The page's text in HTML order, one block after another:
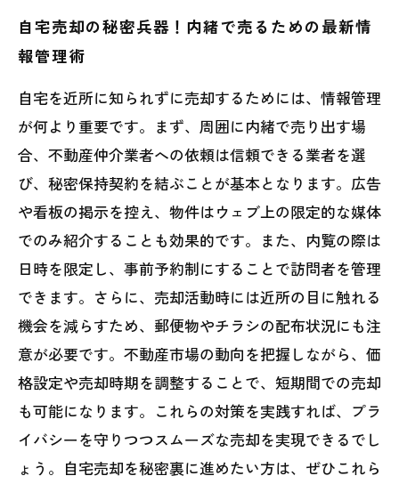
自宅売却の秘密兵器！内緒で売るための最新情
報管理術
自宅を近所に知られずに売却するためには、情報管理
が何より重要です。まず、周囲に内緒で売り出す場
合、不動産仲介業者への依頼は信頼できる業者を選
び、秘密保持契約を結ぶことが基本となります。広告
や看板の掲示を控え、物件はウェブ上の限定的な媒体
でのみ紹介することも効果的です。また、内覧の際は
日時を限定し、事前予約制にすることで訪問者を管理
できます。さらに、売却活動時には近所の目に触れる
機会を減らすため、郵便物やチラシの配布状況にも注
意が必要です。不動産市場の動向を把握しながら、価
格設定や売却時期を調整することで、短期間での売却
も可能になります。これらの対策を実践すれば、プラ
イバシーを守りつつスムーズな売却を実現できるでし
ょう。自宅売却を秘密裏に進めたい方は、ぜひこれら